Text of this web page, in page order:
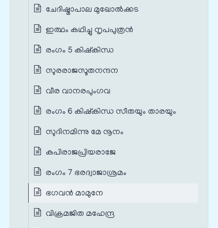
ചേദിഷ്മാപാല മുഖോൽക്കട
ഇത്ഥം കഥിച്ചു നൃപപുത്രൻ
രംഗം 5 കിഷ്കിന്ധ
സുരരാജസൂതനന്ദന
വീര വാനരപുംഗവ
രംഗം 6 കിഷ്കിന്ധ സീതയും താരയും
സുദിനമിന്നു മേ നൂനം
കപിരാജപ്രിയരാജേ
രംഗം 7 ഭരദ്വാജാശ്രമം
ഭഗവൻ മാമുനേ
വിക്രമജിത മഹേന്ദ്ര